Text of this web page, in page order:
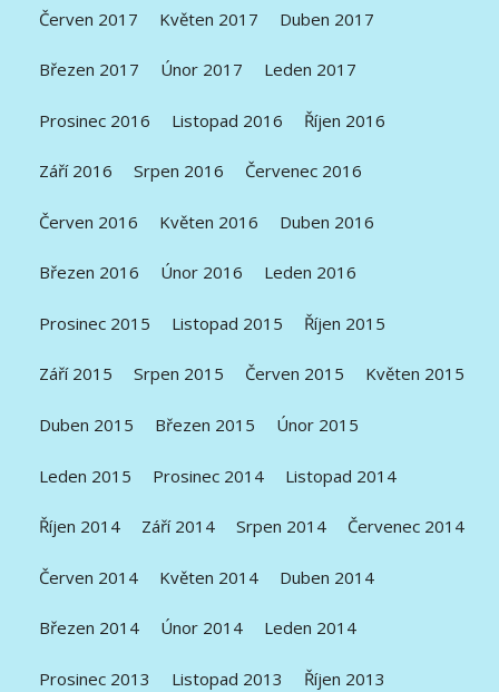
Červen 2017 Květen 2017 Duben 2017
Březen 2017 Únor 2017 Leden 2017
Prosinec 2016 Listopad 2016 Říjen 2016
Září 2016 Srpen 2016 Červenec 2016
Červen 2016 Květen 2016 Duben 2016
Březen 2016 Únor 2016 Leden 2016
Prosinec 2015 Listopad 2015 Říjen 2015
Září 2015 Srpen 2015 Červen 2015 Květen 2015
Duben 2015 Březen 2015 Únor 2015
Leden 2015 Prosinec 2014 Listopad 2014
Říjen 2014 Září 2014 Srpen 2014 Červenec 2014
Červen 2014 Květen 2014 Duben 2014
Březen 2014 Únor 2014 Leden 2014
Prosinec 2013 Listopad 2013 Říjen 2013